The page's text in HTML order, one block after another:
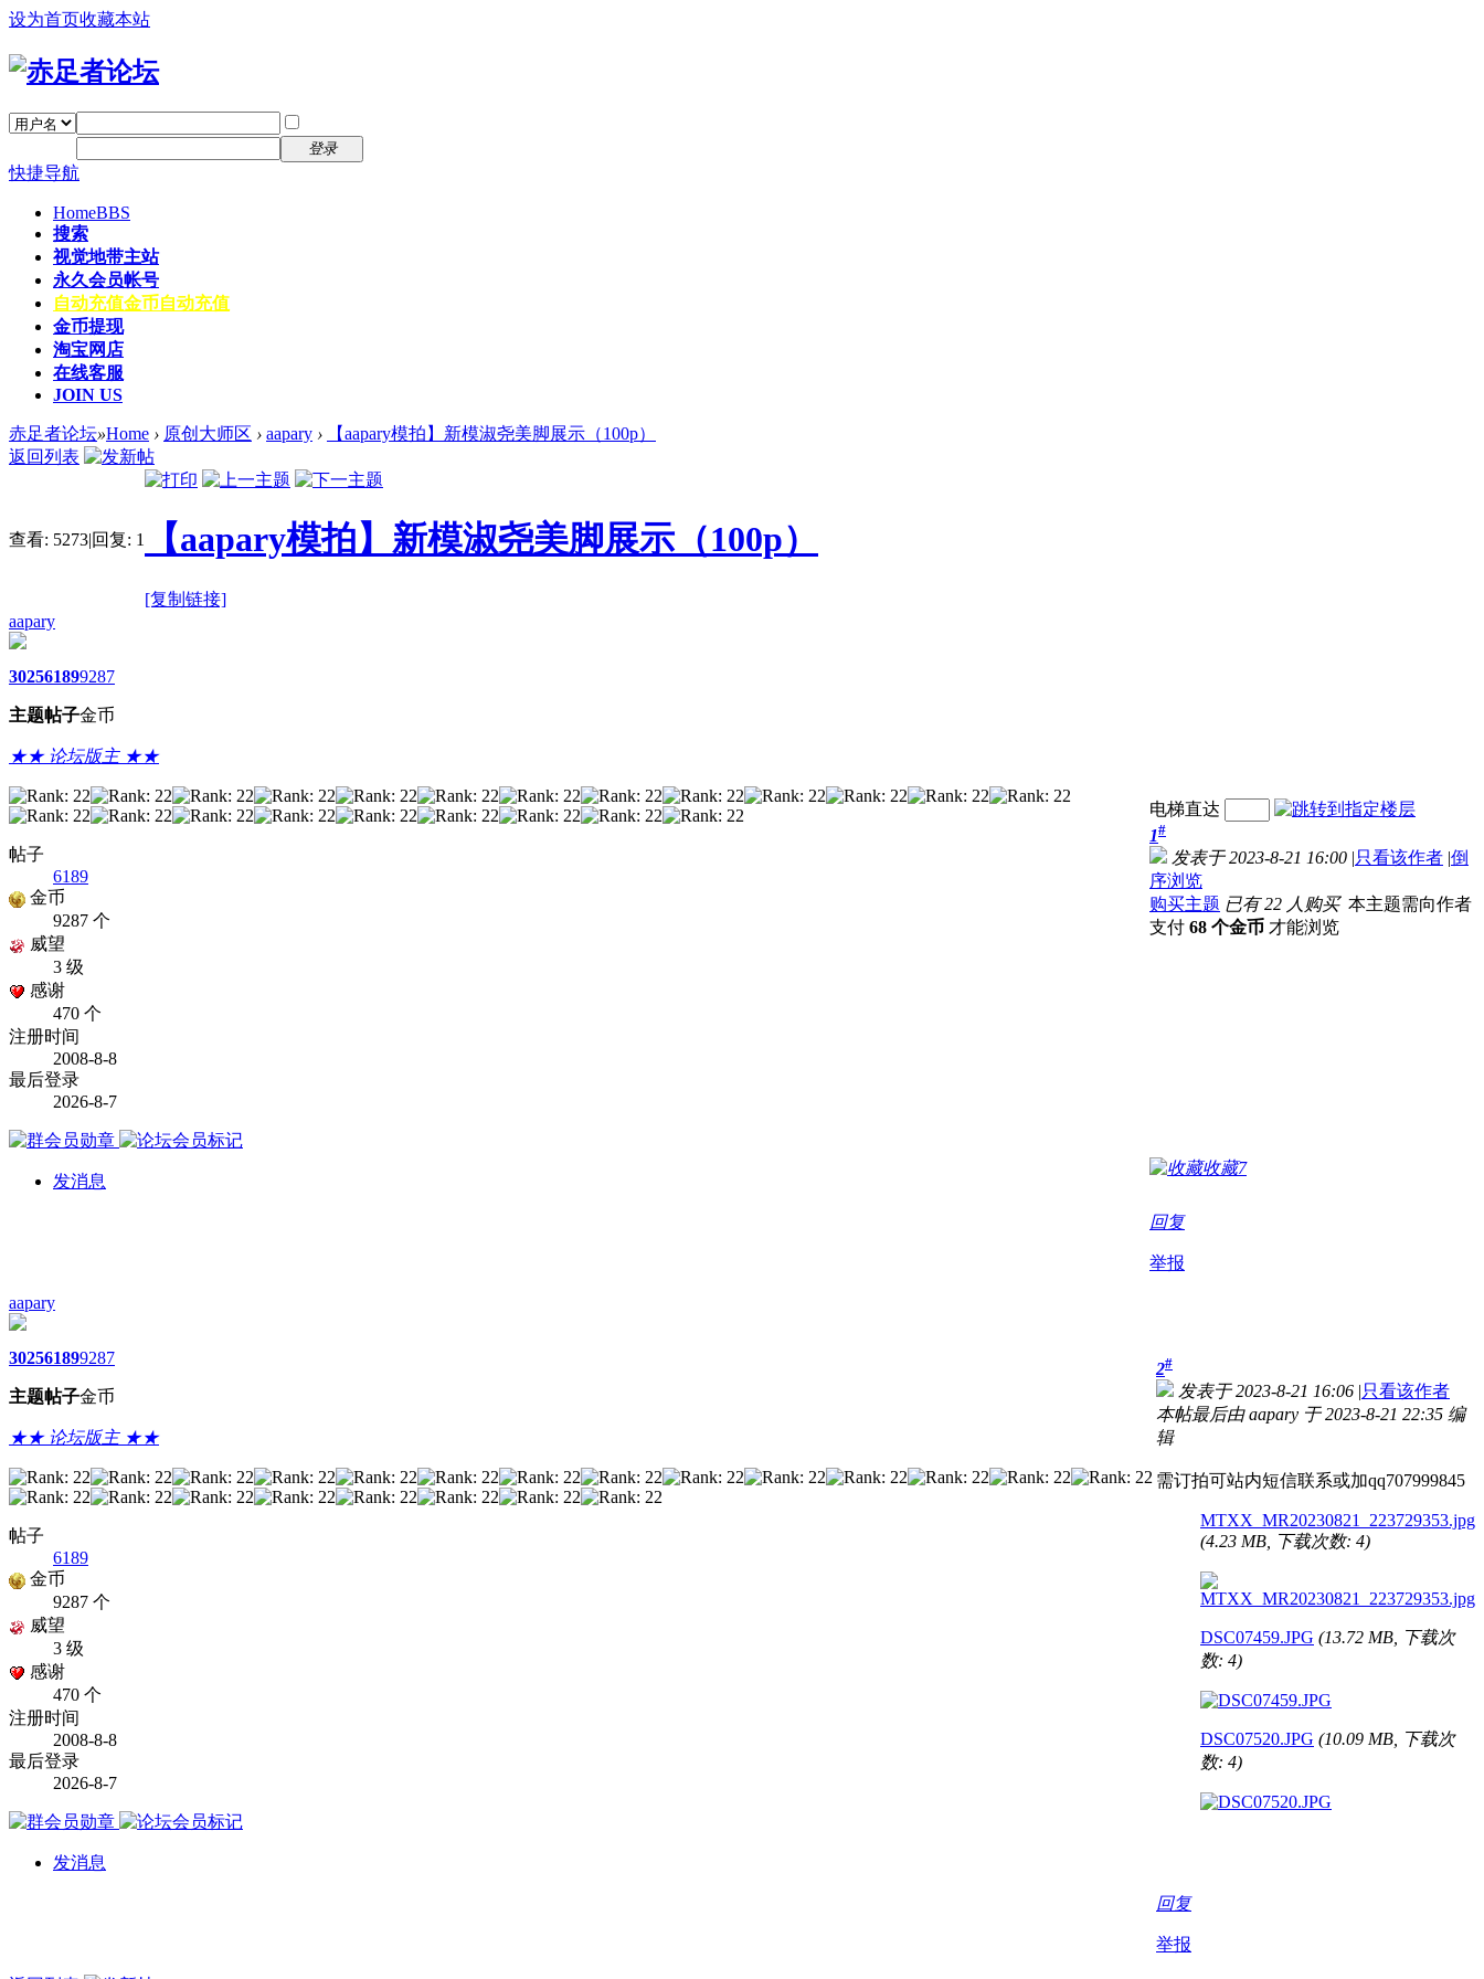
设为首页收藏本站
登录
快捷导航
HomeBBS
搜索
视觉地带主站
永久会员帐号
自动充值金币自动充值
金币提现
淘宝网店
在线客服
JOIN US
赤足者论坛»Home › 原创大师区 › aapary ›
【aapary模拍】新模淑尧美脚展示（100p）
返回列表
查看: 5273|回复: 1 【aapary模拍】新模淑尧美脚展示（100p）
[复制链接]
aapary
3025
主题
6189
帖子
9287
金币
★★ 论坛版主 ★★
帖子
6189
金币
9287 个
威望
3 级
感谢
470 个
注册时间
2008-8-8
最后登录
2026-8-7
发消息
电梯直达
1#
发表于 2023-8-21 16:00 |只看该作者 |倒
序浏览
购买主题 已有 22 人购买 本主题需向作者
支付 68 个金币 才能浏览
收藏7
回复
举报
aapary
3025
主题
6189
帖子
9287
金币
★★ 论坛版主 ★★
帖子
6189
金币
9287 个
威望
3 级
感谢
470 个
注册时间
2008-8-8
最后登录
2026-8-7
发消息
2#
发表于 2023-8-21 16:06 |只看该作者
本帖最后由 aapary 于 2023-8-21 22:35 编
辑
需订拍可站内短信联系或加qq707999845
MTXX_MR20230821_223729353.jpg
(4.23 MB, 下载次数: 4)
DSC07459.JPG (13.72 MB, 下载次
数: 4)
DSC07520.JPG (10.09 MB, 下载次
数: 4)
回复
举报